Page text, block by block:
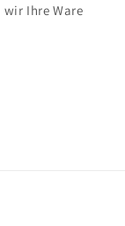
wir Ihre Ware